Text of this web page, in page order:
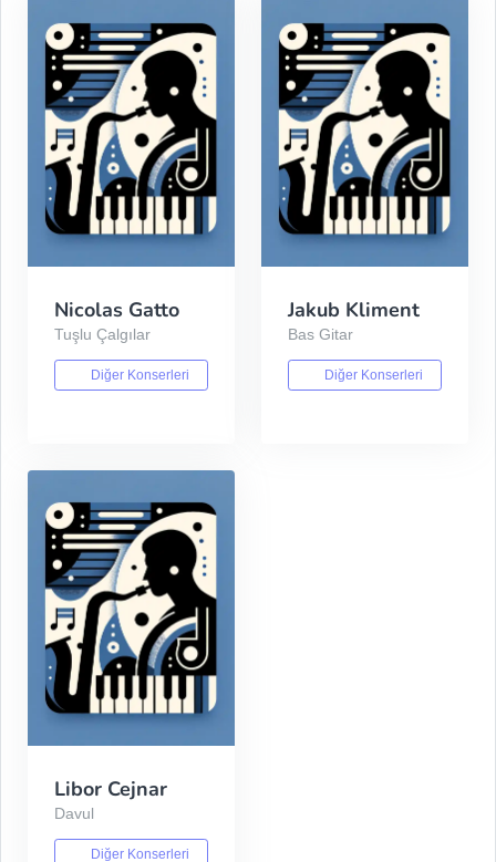
Nicolas Gatto
Tuşlu Çalgılar
Diğer Konserleri
Jakub Kliment
Bas Gitar
Diğer Konserleri
Libor Cejnar
Davul
Diğer Konserleri